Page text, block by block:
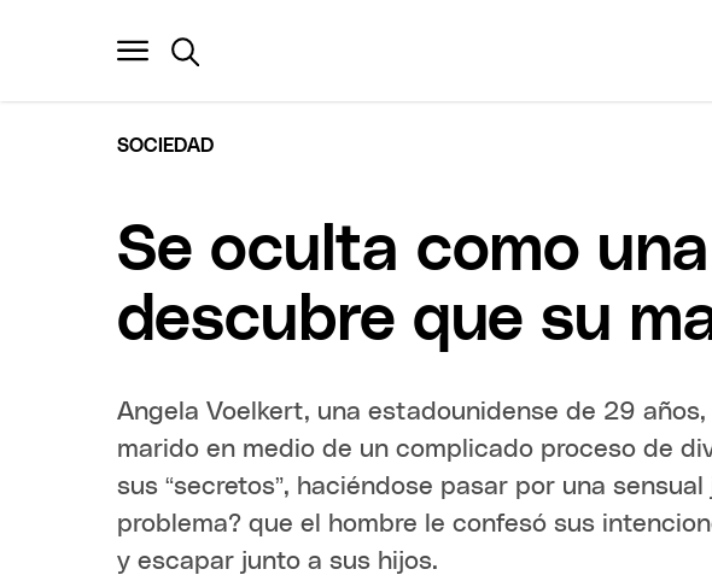
SOCIEDAD
Se oculta como
descubre que su
Angela Voelkert, una estadounidense de 29
marido en medio de un complicado proceso de
sus “secretos”, haciéndose pasar por una sensual
problema? que el hombre le confesó sus
y escapar junto a sus hijos.